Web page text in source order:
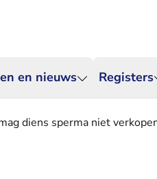
en nieuws Registers
diens sperma niet